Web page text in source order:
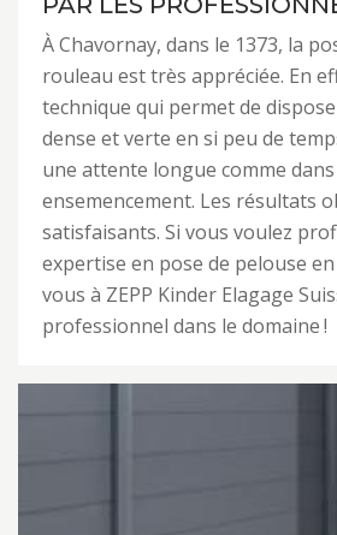
À Chavornay, dans le 1373, la
rouleau est très appréciée. En
technique qui permet de
dense et verte en si peu de
une attente longue comme dans
ensemencement. Les résultats
satisfaisants. Si vous voulez
expertise en pose de pelouse
vous à ZEPP Kinder Elagage
professionnel dans le domaine !